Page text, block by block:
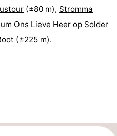
(±80 m), Stromma
Ons Lieve Heer op Solder
(±225 m).